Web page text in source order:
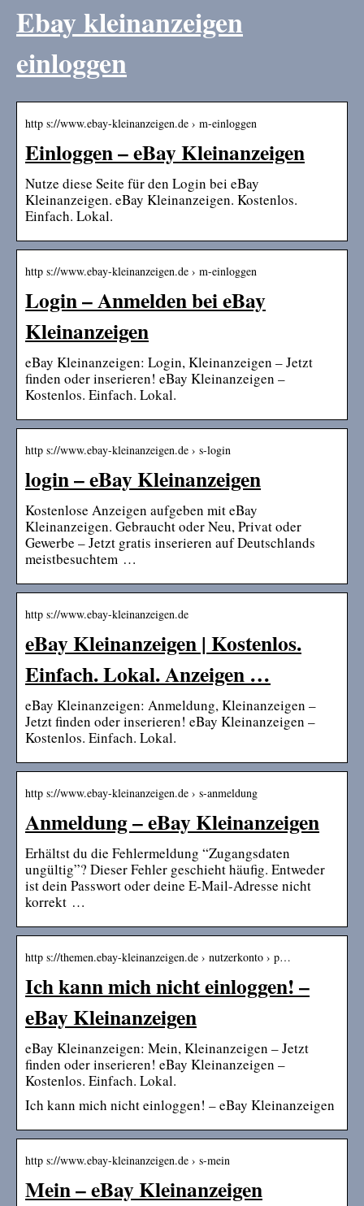
Ebay kleinanzeigen
einloggen
http s://www.ebay-kleinanzeigen.de › m-einloggen
Einloggen – eBay Kleinanzeigen
Nutze diese Seite für den Login bei eBay
Kleinanzeigen. eBay Kleinanzeigen. Kostenlos.
Einfach. Lokal.
http s://www.ebay-kleinanzeigen.de › m-einloggen
Login – Anmelden bei eBay
Kleinanzeigen
eBay Kleinanzeigen: Login, Kleinanzeigen – Jetzt
finden oder inserieren! eBay Kleinanzeigen –
Kostenlos. Einfach. Lokal.
http s://www.ebay-kleinanzeigen.de › s-login
login – eBay Kleinanzeigen
Kostenlose Anzeigen aufgeben mit eBay
Kleinanzeigen. Gebraucht oder Neu, Privat oder
Gewerbe – Jetzt gratis inserieren auf Deutschlands
meistbesuchtem …
http s://www.ebay-kleinanzeigen.de
eBay Kleinanzeigen | Kostenlos.
Einfach. Lokal. Anzeigen …
eBay Kleinanzeigen: Anmeldung, Kleinanzeigen –
Jetzt finden oder inserieren! eBay Kleinanzeigen –
Kostenlos. Einfach. Lokal.
http s://www.ebay-kleinanzeigen.de › s-anmeldung
Anmeldung – eBay Kleinanzeigen
Erhältst du die Fehlermeldung “Zugangsdaten
ungültig”? Dieser Fehler geschieht häufig. Entweder
ist dein Passwort oder deine E-Mail-Adresse nicht
korrekt …
http s://themen.ebay-kleinanzeigen.de › nutzerkonto › p…
Ich kann mich nicht einloggen! –
eBay Kleinanzeigen
eBay Kleinanzeigen: Mein, Kleinanzeigen – Jetzt
finden oder inserieren! eBay Kleinanzeigen –
Kostenlos. Einfach. Lokal.
Ich kann mich nicht einloggen! – eBay Kleinanzeigen
http s://www.ebay-kleinanzeigen.de › s-mein
Mein – eBay Kleinanzeigen